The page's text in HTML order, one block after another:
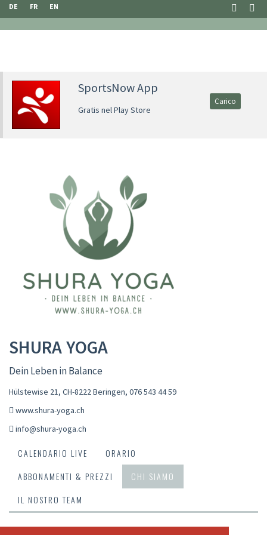
DE FR EN
SportsNow App
Gratis nel Play Store
Carico
SHURA YOGA
Dein Leben in Balance
Hülstewise 21, CH-8222 Beringen, 076 543 44 59
www.shura-yoga.ch
info@shura-yoga.ch
CALENDARIO LIVE
ORARIO
ABBONAMENTI & PREZZI
CHI SIAMO
IL NOSTRO TEAM